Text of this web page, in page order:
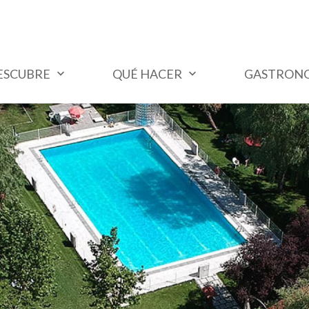
QUÉ HACER